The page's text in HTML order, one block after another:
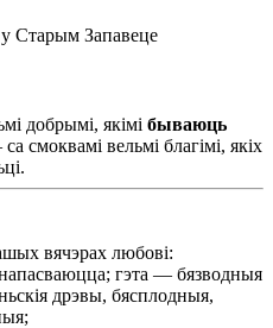
у Старым Запавеце
добрымі, якімі бываюць
смоквамі вельмі благімі, якіх
вячэрах любові:
гэта — бязводныя
дрэвы, бясплодныя,